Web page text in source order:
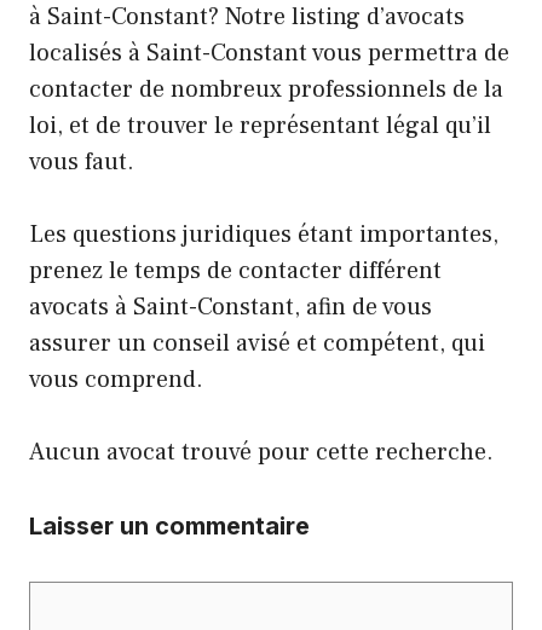
à Saint-Constant? Notre listing d’avocats
localisés à Saint-Constant vous permettra de
contacter de nombreux professionnels de la
loi, et de trouver le représentant légal qu’il
vous faut.
Les questions juridiques étant importantes,
prenez le temps de contacter différent
avocats à Saint-Constant, afin de vous
assurer un conseil avisé et compétent, qui
vous comprend.
Aucun avocat trouvé pour cette recherche.
Laisser un commentaire